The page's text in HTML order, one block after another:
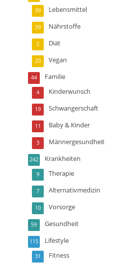
Lebensmittel
39
Nährstoffe
39
Diät
2
Vegan
20
Familie
44
Kinderwunsch
4
Schwangerschaft
19
Baby & Kinder
11
Männergesundheit
3
Krankheiten
242
Therapie
9
Alternativmedizin
7
Vorsorge
10
Gesundheit
59
Lifestyle
115
Fitness
31